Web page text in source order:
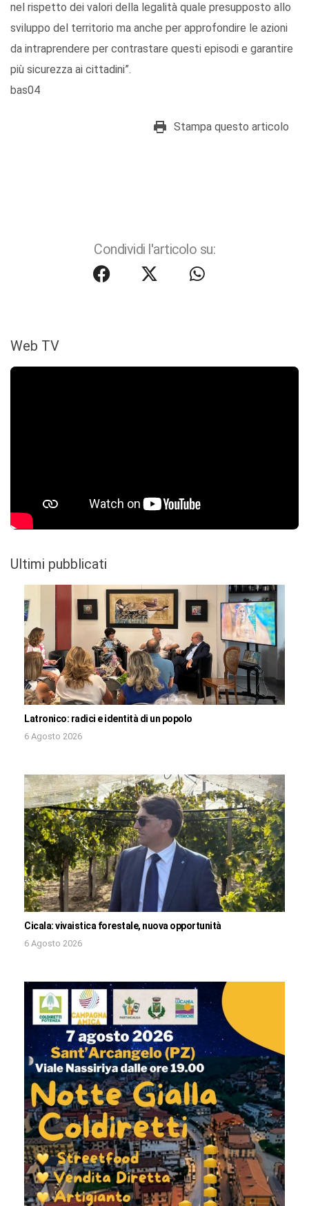
nel rispetto dei valori della legalità quale presupposto allo
sviluppo del territorio ma anche per approfondire le azioni
da intraprendere per contrastare questi episodi e garantire
più sicurezza ai cittadini”.
bas04
Stampa questo articolo
Condividi l'articolo su:
Web TV
Ultimi pubblicati
Latronico: radici e identità di un popolo
6 Agosto 2026
Cicala: vivaistica forestale, nuova opportunità
6 Agosto 2026